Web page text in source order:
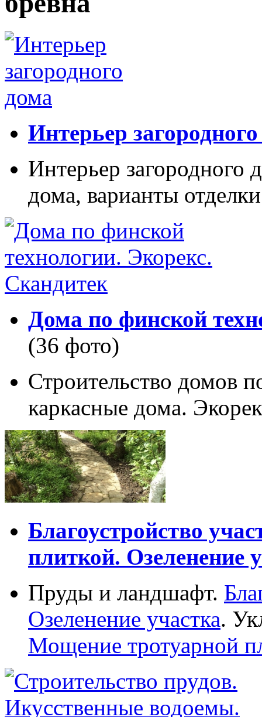
Интерьер
Интерьер загородного
дома, варианты
Дома по финской
(36 фото)
Строительство домов
каркасные дома.
Благоустройство
плиткой. Озеленение
Пруды и ландшафт.
Озеленение участка.
Мощение тротуарной